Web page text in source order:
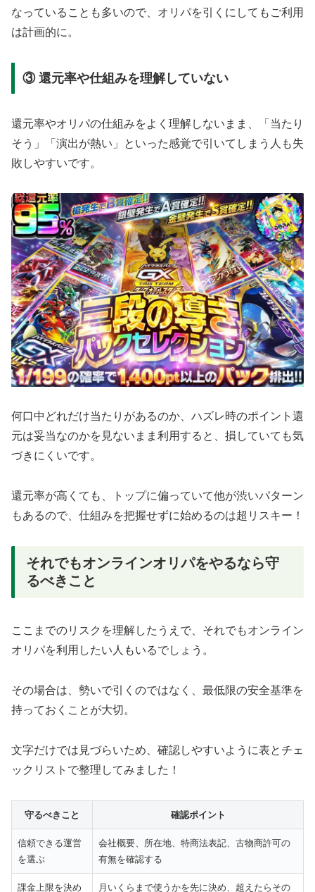
なっていることも多いので、オリパを引くにしてもご利用
は計画的に。
③ 還元率や仕組みを理解していない
還元率やオリパの仕組みをよく理解しないまま、「当たり
そう」「演出が熱い」といった感覚で引いてしまう人も失
敗しやすいです。
何口中どれだけ当たりがあるのか、ハズレ時のポイント還
元は妥当なのかを見ないまま利用すると、損していても気
づきにくいです。
還元率が高くても、トップに偏っていて他が渋いパターン
もあるので、仕組みを把握せずに始めるのは超リスキー！
それでもオンラインオリパをやるなら守
るべきこと
ここまでのリスクを理解したうえで、それでもオンライン
オリパを利用したい人もいるでしょう。
その場合は、勢いで引くのではなく、最低限の安全基準を
持っておくことが大切。
文字だけでは見づらいため、確認しやすいように表とチェ
ックリストで整理してみました！
守るべきこと 確認ポイント
信頼できる運営
を選ぶ
会社概要、所在地、特商法表記、古物商許可の
有無を確認する
課金上限を決め 月いくらまで使うかを先に決め、超えたらその